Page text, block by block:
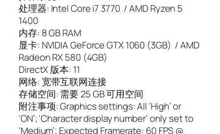
处理器: Intel Core i7 3770 / AMD Ryzen 5
1400
内存: 8 GB RAM
显卡: NVIDIA GeForce GTX 1060 (3GB) / AMD
Radeon RX 580 (4GB)
DirectX 版本: 11
网络: 宽带互联网连接
存储空间: 需要 25 GB 可用空间
附注事项: Graphics settings: All ‘High’ or
‘ON’; ‘Character display number’ only set to
‘Medium’; Expected Framerate: 60 FPS @